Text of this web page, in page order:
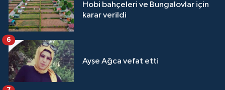
Hobi bahçeleri ve Bungalovlar için
karar verildi
Ayşe Ağca vefat etti
6